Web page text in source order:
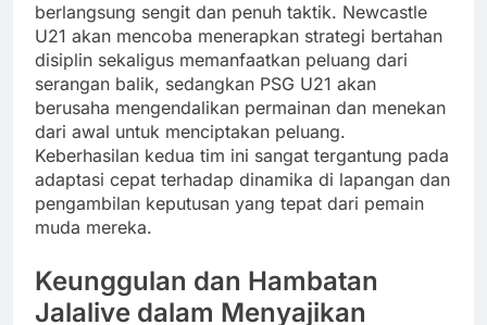
berlangsung sengit dan penuh taktik. Newcastle
U21 akan mencoba menerapkan strategi bertahan
disiplin sekaligus memanfaatkan peluang dari
serangan balik, sedangkan PSG U21 akan
berusaha mengendalikan permainan dan menekan
dari awal untuk menciptakan peluang.
Keberhasilan kedua tim ini sangat tergantung pada
adaptasi cepat terhadap dinamika di lapangan dan
pengambilan keputusan yang tepat dari pemain
muda mereka.
Keunggulan dan Hambatan
Jalalive dalam Menyajikan